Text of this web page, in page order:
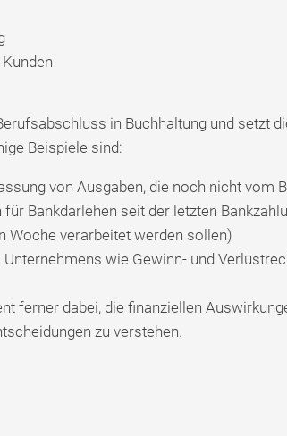
in Buchhaltung und setzt
Beispiele sind:
von Ausgaben, die noch nicht vom
Bankdarlehen seit der letzten
Woche verarbeitet werden sollen)
wie Gewinn- und
ferner dabei, die finanziellen
zu verstehen.